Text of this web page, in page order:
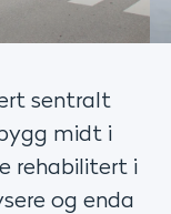
sentralt
midt i
rehabilitert i
og enda